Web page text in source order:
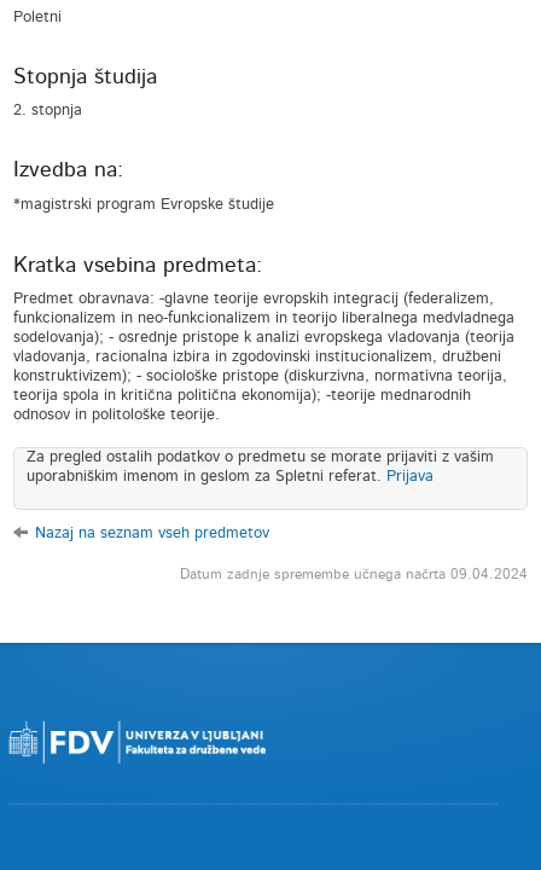
Poletni
Stopnja študija
2. stopnja
Izvedba na:
*magistrski program Evropske študije
Kratka vsebina predmeta:
Predmet obravnava: -glavne teorije evropskih integracij (federalizem,
funkcionalizem in neo-funkcionalizem in teorijo liberalnega medvladnega
sodelovanja); - osrednje pristope k analizi evropskega vladovanja (teorija
vladovanja, racionalna izbira in zgodovinski institucionalizem, družbeni
konstruktivizem); - sociološke pristope (diskurzivna, normativna teorija,
teorija spola in kritična politična ekonomija); -teorije mednarodnih
odnosov in politološke teorije.
Za pregled ostalih podatkov o predmetu se morate prijaviti z vašim
uporabniškim imenom in geslom za Spletni referat. Prijava
Nazaj na seznam vseh predmetov
Datum zadnje spremembe učnega načrta 09.04.2024